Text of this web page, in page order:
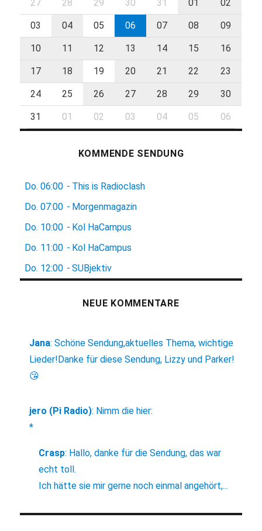
27 28 29 30 31 01 02
03 04 05 06 07 08 09
10 11 12 13 14 15 16
17 18 19 20 21 22 23
24 25 26 27 28 29 30
31 01 02 03 04 05 06
KOMMENDE SENDUNG
Do. 06:00 - This is Radioclash
Do. 07:00 - Morgenmagazin
Do. 10:00 - Kol HaCampus
Do. 11:00 - Kol HaCampus
Do. 12:00 - SUBjektiv
NEUE KOMMENTARE
Jana:Schöne Sendung,aktuelles Thema, wichtige
Lieder!Danke für diese Sendung, Lizzy und Parker!
😘
jero (Pi Radio): Nimm die hier:
*
Crasp: Hallo, danke für die Sendung, das war
echt toll.
Ich hätte sie mir gerne noch einmal angehört,...